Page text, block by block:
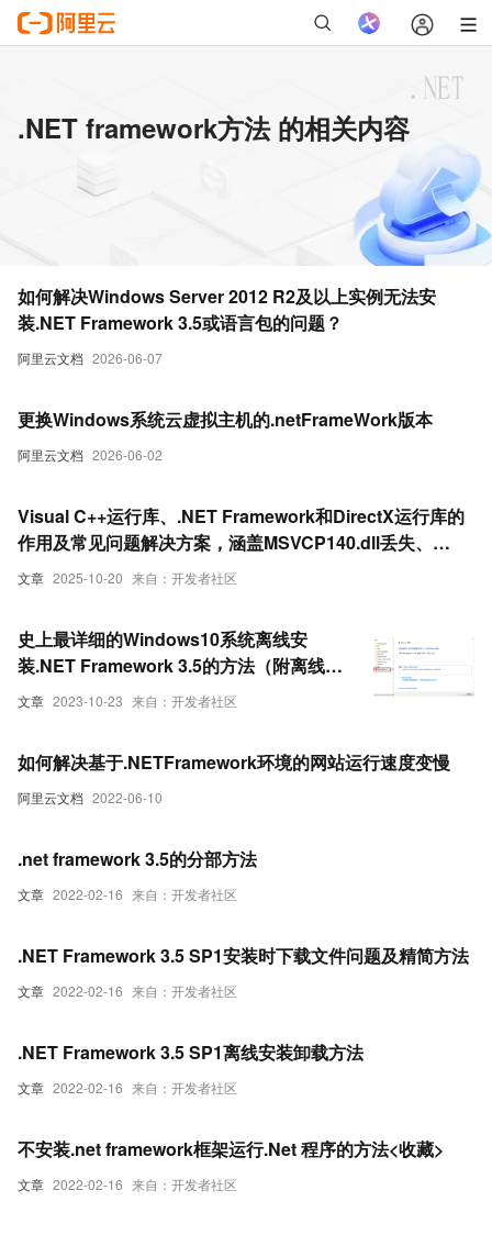
.NET framework方法 的相关内容
阿里云文档 2026-06-07
如何解决Windows Server 2012 R2及以上实例无法安
装.NET Framework 3.5或语言包的问题？
阿里云文档 2026-06-02
更换Windows系统云虚拟主机的.netFrameWork版本
文章 2025-10-20 来自：开发者社区
Visual C++运行库、.NET Framework和DirectX运行库的
作用及常见问题解决方案，涵盖MSVCP140.dll丢失、
0xc000007b错误等典型故障的修复方法
文章 2023-10-23 来自：开发者社区
​史上最详细的Windows10系统离线安
装.NET Framework 3.5的方法（附离线安
装包下载）
阿里云文档 2022-06-10
如何解决基于.NETFramework环境的网站运行速度变慢
文章 2022-02-16 来自：开发者社区
.net framework 3.5的分部方法
文章 2022-02-16 来自：开发者社区
.NET Framework 3.5 SP1安装时下载文件问题及精简方法
文章 2022-02-16 来自：开发者社区
.NET Framework 3.5 SP1离线安装卸载方法
文章 2022-02-16 来自：开发者社区
不安装.net framework框架运行.Net 程序的方法<收藏>